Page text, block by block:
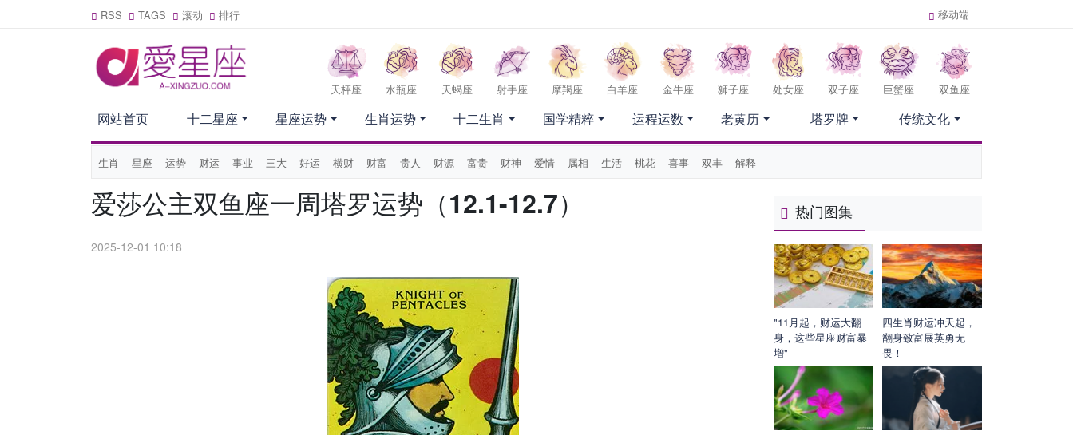
RSS TAGS 滚动 排行 移动端
天枰座 水瓶座 天蝎座 射手座 摩羯座 白羊座 金牛座 狮子座 处女座 双子座 巨蟹座 双鱼座
网站首页
生肖 星座 运势 财运 事业 三大 好运 横财 财富 贵人 财源 富贵 财神 爱情 属相 生活 桃花 喜事 双丰 解释
十二星座 星座运势 生肖运势 十二生肖 国学精粹 运程运数 老黄历 塔罗牌 传统文化
爱莎公主双鱼座一周塔罗运势（12.1-12.7）
2025-12-01 10:18
热门图集
"11月起，财运大翻
身，这些星座财富暴
增"
四生肖财运冲天起，
翻身致富展英勇无
畏！